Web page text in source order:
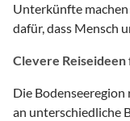
Unterkünfte machen
dafür, dass Mensch
Clevere
Die
an unterschiedliche